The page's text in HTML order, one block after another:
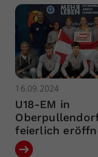
16.09.2024
U18-EM in
feierlich